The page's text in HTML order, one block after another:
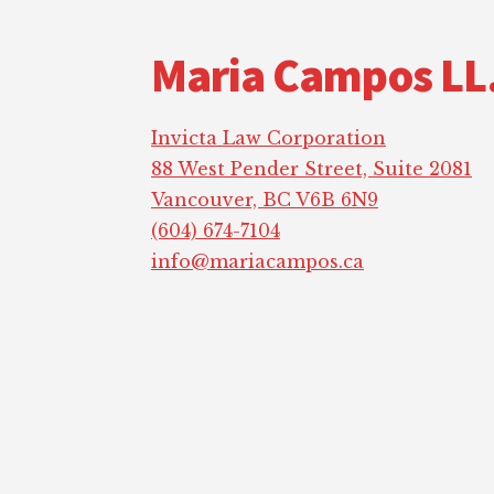
Maria Campos
Invicta Law Corporation
88 West Pender Street, Suite 2081
Vancouver, BC V6B 6N9
(604) 674-7104
info@mariacampos.ca